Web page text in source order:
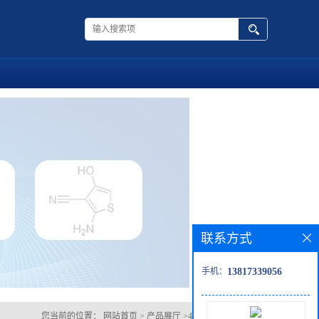
您当前的位置： 网站首页 > 产品展厅 >4-(三氟甲基)苯甲醛
联系方式
手机： 13817339056